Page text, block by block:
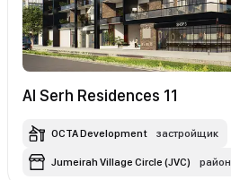
Al Serh Residences 11
OCTA Development застройщик
Jumeirah Village Circle (JVC) район